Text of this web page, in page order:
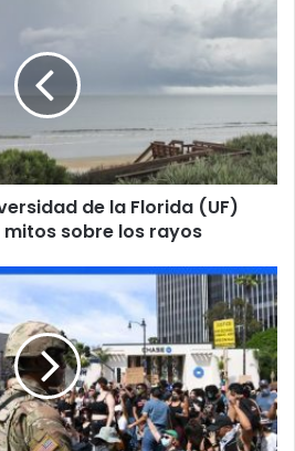
de la Florida (UF)
sobre los rayos